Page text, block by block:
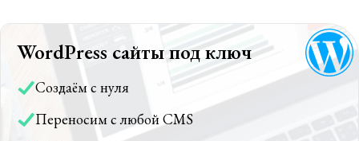
WordPress сайты под ключ
Создаём с нуля
Переносим с любой CMS